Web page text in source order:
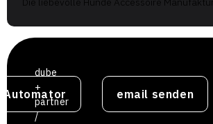
dube
+
partner
/
email senden
Automator